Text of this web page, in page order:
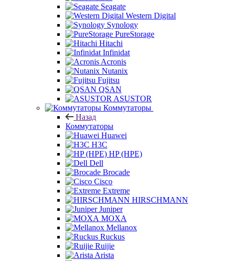
Seagate
Western Digital
Synology
PureStorage
Hitachi
Infinidat
Acronis
Nutanix
Fujitsu
QSAN
ASUSTOR
Коммутаторы
Назад
Коммутаторы
Huawei
H3C
HP (HPE)
Dell
Brocade
Cisco
Extreme
HIRSCHMANN
Juniper
MOXA
Mellanox
Ruckus
Ruijie
Arista